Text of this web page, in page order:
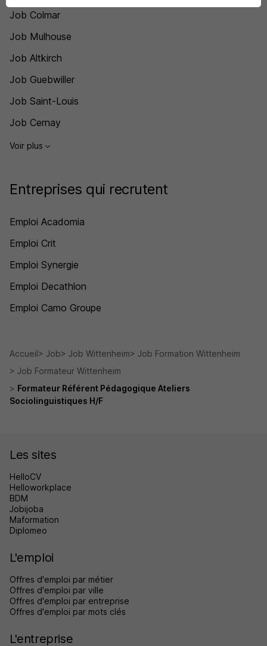
Job Colmar
Job Mulhouse
Job Altkirch
Job Guebwiller
Job Saint-Louis
Job Cernay
Voir plus
Entreprises qui recrutent
Emploi Acadomia
Emploi Crit
Emploi Synergie
Emploi Decathlon
Emploi Camo Groupe
Accueil Job Job Wittenheim
Job Formation Wittenheim
Job Formateur Wittenheim
Formateur Référent Pédagogique Ateliers
Sociolinguistiques H/F
Les sites
HelloCV
Helloworkplace
BDM
Jobijoba
Maformation
Diplomeo
L'emploi
Offres d'emploi par métier
Offres d'emploi par ville
Offres d'emploi par entreprise
Offres d'emploi par mots clés
L'entreprise